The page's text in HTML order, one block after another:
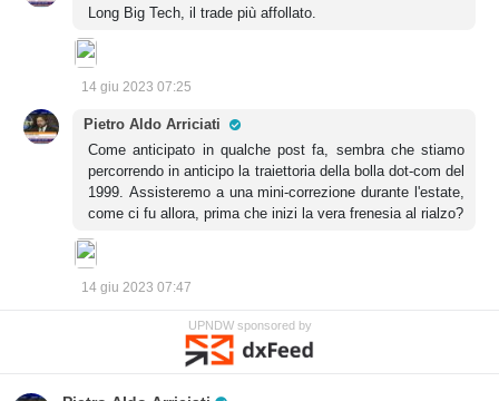
Long Big Tech, il trade più affollato.
14 giu 2023 07:25
Pietro Aldo Arriciati
Come anticipato in qualche post fa, sembra che stiamo
percorrendo in anticipo la traiettoria della bolla dot-com del
1999. Assisteremo a una mini-correzione durante l'estate,
come ci fu allora, prima che inizi la vera frenesia al rialzo?
14 giu 2023 07:47
UPNDW sponsored by